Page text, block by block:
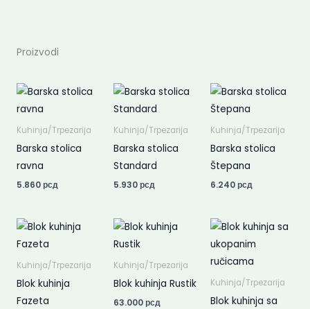
Proizvodi
Kuhinja/Trpezarija
Barska stolica
ravna
5.860рсд
Kuhinja/Trpezarija
Barska stolica
Standard
5.930рсд
Kuhinja/Trpezarija
Barska stolica
Štepana
6.240рсд
Kuhinja/Trpezarija
Blok kuhinja
Fazeta
Kuhinja/Trpezarija
Blok kuhinja Rustik
63.000рсд
Kuhinja/Trpezarija
Blok kuhinja sa